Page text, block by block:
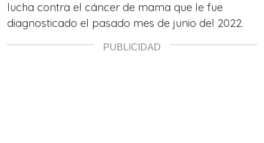
lucha contra el cáncer de mama que le fue
diagnosticado el pasado mes de junio del 2022.